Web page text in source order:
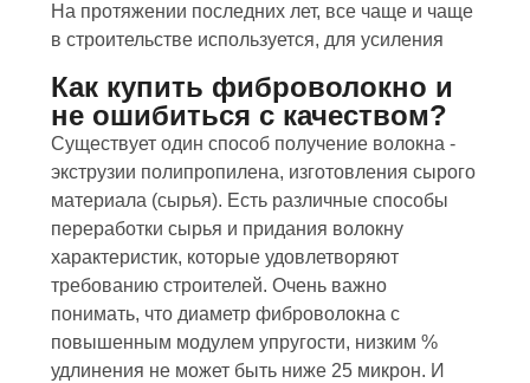
На протяжении последних лет, все чаще и чаще
в строительстве используется, для усиления
Как купить фиброволокно и
не ошибиться с качеством?
Существует один способ получение волокна -
экструзии полипропилена, изготовления сырого
материала (сырья). Есть различные способы
переработки сырья и придания волокну
характеристик, которые удовлетворяют
требованию строителей. Очень важно
понимать, что диаметр фиброволокна с
повышенным модулем упругости, низким %
удлинения не может быть ниже 25 микрон. И